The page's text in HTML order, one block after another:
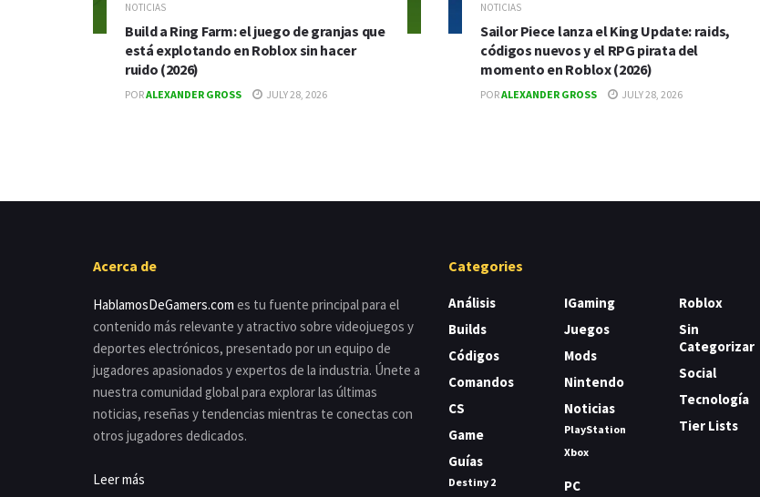
NOTICIAS
Build a Ring Farm: el juego de granjas que
está explotando en Roblox sin hacer
ruido (2026)
PORALEXANDER GROSS JULY 28, 2026
NOTICIAS
Sailor Piece lanza el King Update: raids,
códigos nuevos y el RPG pirata del
momento en Roblox (2026)
PORALEXANDER GROSS JULY 28, 2026
Acerca de
HablamosDeGamers.com es tu fuente principal para el
contenido más relevante y atractivo sobre videojuegos y
deportes electrónicos, presentado por un equipo de
jugadores apasionados y expertos de la industria. Únete a
nuestra comunidad global para explorar las últimas
noticias, reseñas y tendencias mientras te conectas con
otros jugadores dedicados.
Leer más
Categories
Análisis
Builds
Códigos
Comandos
CS
Game
Guías
Destiny 2
IGaming
Juegos
Mods
Nintendo
Noticias
PlayStation
Xbox
PC
Roblox
Sin
Categorizar
Social
Tecnología
Tier Lists